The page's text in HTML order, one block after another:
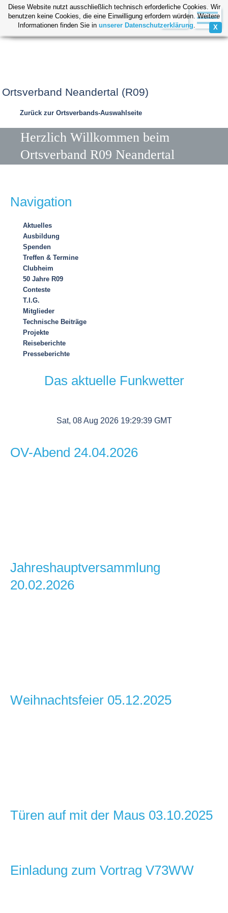
Ortsverband Neandertal (R09)
Zurück zur Ortsverbands-Auswahlseite
Herzlich Willkommen beim
Ortsverband R09 Neandertal
Navigation
Aktuelles
Ausbildung
Spenden
Treffen & Termine
Clubheim
50 Jahre R09
Conteste
T.I.G.
Mitglieder
Technische Beiträge
Projekte
Reiseberichte
Presseberichte
Das aktuelle Funkwetter
OV-Abend 24.04.2026
Jahreshauptversammlung
20.02.2026
Weihnachtsfeier 05.12.2025
Türen auf mit der Maus 03.10.2025
Diese Website nutzt ausschließlich technisch erforderliche Cookies. Wir
benutzen keine Cookies, die eine Einwilligung erfordern würden. Weitere
Informationen finden Sie in unserer Datenschutzerklärung. X